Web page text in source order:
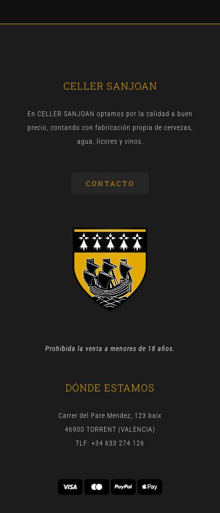
CELLER SANJOAN
En CELLER SANJOAN optamos por la calidad a buen
precio, contando con fabricación propia de cervezas,
agua, licores y vinos.
CONTACTO
Prohibida la venta a menores de 18 años.
DÓNDE ESTAMOS
Carrer del Pare Mendez, 123 baix
46900 TORRENT (VALENCIA)
TLF: +34 633 274 126